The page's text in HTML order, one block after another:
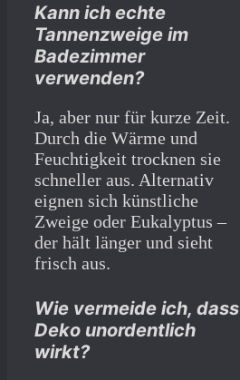
Kann ich echte
Tannenzweige im
Badezimmer
verwenden?
Ja, aber nur für kurze Zeit.
Durch die Wärme und
Feuchtigkeit trocknen sie
schneller aus. Alternativ
eignen sich künstliche
Zweige oder Eukalyptus –
der hält länger und sieht
frisch aus.
Wie vermeide ich, dass
Deko unordentlich
wirkt?